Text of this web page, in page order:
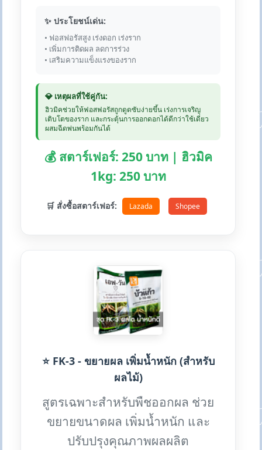
✨ ประโยชน์เด่น:
• ฟอสฟอรัสสูง เร่งดอก เร่งราก
• เพิ่มการติดผล ลดการร่วง
• เสริมความแข็งแรงของราก
💎 เหตุผลที่ใช้คู่กัน:
ฮิวมิคช่วยให้ฟอสฟอรัสถูกดูดซับง่ายขึ้น เร่งการเจริญ
เติบโตของราก และกระตุ้นการออกดอกได้ดีกว่าใช้เดี่ยว
ผสมฉีดพ่นพร้อมกันได้
💰 สตาร์เฟอร์: 250 บาท | ฮิวมิค
1kg: 250 บาท
🛒 สั่งซื้อสตาร์เฟอร์: Lazada Shopee
⭐ FK-3 - ขยายผล เพิ่มน้ำหนัก (สำหรับ
ผลไม้)
สูตรเฉพาะสำหรับพืชออกผล ช่วย
ขยายขนาดผล เพิ่มน้ำหนัก และ
ปรับปรุงคุณภาพผลผลิต